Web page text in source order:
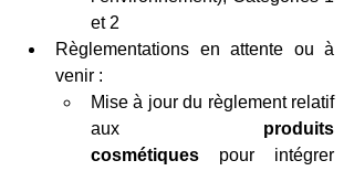
et 2
Règlementations en attente ou à
venir :
Mise à jour du règlement relatif
aux produits
cosmétiques pour intégrer